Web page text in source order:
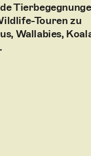
Touren zu
Wallabies,